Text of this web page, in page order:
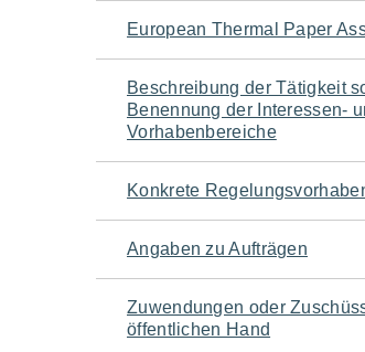
Navigation
für
den
Seiteninhalt
European Thermal Paper
Beschreibung der Tätigkeit
Benennung der Interessen-
Vorhabenbereiche
Konkrete
Angaben zu Aufträgen
Zuwendungen oder
öffentlichen Hand